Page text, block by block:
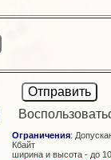
Ограничения:
Кбайт
ширина и высота - до